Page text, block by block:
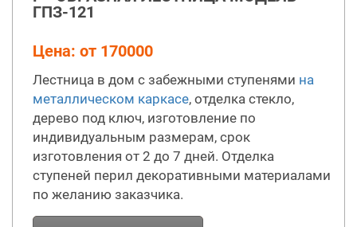
ГПЗ-121
Цена: от 170000
Лестница в дом с забежными ступенями на
металлическом каркасе, отделка стекло,
дерево под ключ, изготовление по
индивидуальным размерам, срок
изготовления от 2 до 7 дней. Отделка
ступеней перил декоративными материалами
по желанию заказчика.